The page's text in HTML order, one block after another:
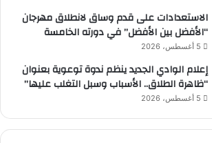
الاستعدادات على قدم وساق لانطلاق مهرجان
“الأفضل بين الأفضل” في دورته الخامسة
5 أغسطس، 2026
إعلام الوادي الجديد ينظم ندوة توعوية بعنوان
“ظاهرة الطلاق.. الأسباب وسبل التغلب عليها”
5 أغسطس، 2026